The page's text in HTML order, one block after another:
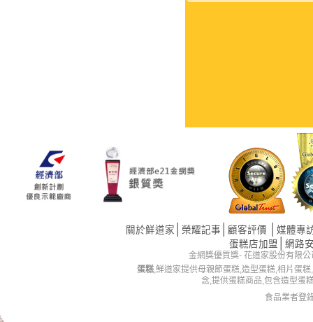
關於鮮道家 榮耀記事 顧客評價
媒體專
蛋糕店加盟
網路
金網獎優質獎- 花道家股份有限
蛋糕,鮮道家提供母親節蛋糕,造型蛋糕,相片蛋
念,提供蛋糕商品,包含造型蛋
食品業者登